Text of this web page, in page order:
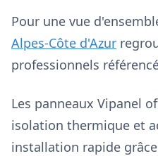
Pour une vue
Alpes-Côte d'Azur
professionnels
Les panneaux Vipanel
isolation thermique et
installation rapide